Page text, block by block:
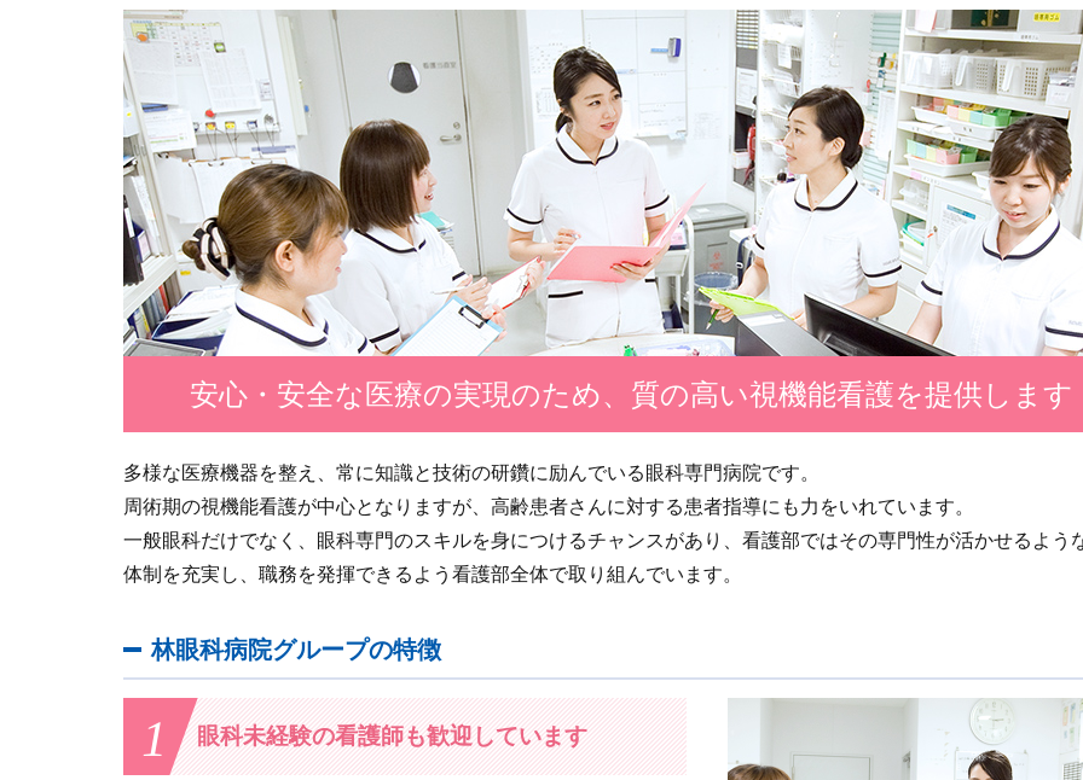
安心・安全な医療の実現のため、質の高い視機能看護を提供します
多様な医療機器を整え、常に知識と技術の研鑽に励んでいる眼科専門病院です。
周術期の視機能看護が中心となりますが、高齢患者さんに対する患者指導にも力をいれています。
一般眼科だけでなく、眼科専門のスキルを身につけるチャンスがあり、看護部ではその専門性が活かせるよう
体制を充実し、職務を発揮できるよう看護部全体で取り組んでいます。
林眼科病院グループの特徴
1 眼科未経験の看護師も歓迎しています